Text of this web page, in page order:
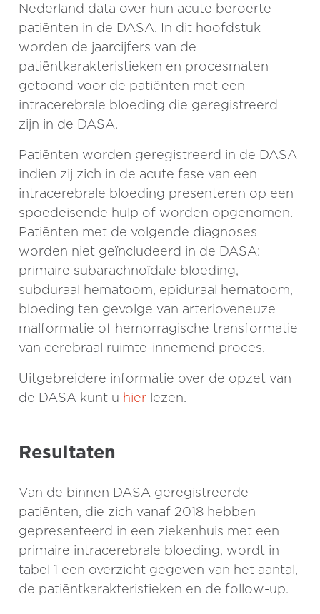
Nederland data over hun acute beroerte
patiënten in de DASA. In dit hoofdstuk
worden de jaarcijfers van de
patiëntkarakteristieken en procesmaten
getoond voor de patiënten met een
intracerebrale bloeding die geregistreerd
zijn in de DASA.
Patiënten worden geregistreerd in de DASA
indien zij zich in de acute fase van een
intracerebrale bloeding presenteren op een
spoedeisende hulp of worden opgenomen.
Patiënten met de volgende diagnoses
worden niet geïncludeerd in de DASA:
primaire subarachnoïdale bloeding,
subduraal hematoom, epiduraal hematoom,
bloeding ten gevolge van arterioveneuze
malformatie of hemorragische transformatie
van cerebraal ruimte-innemend proces.
Uitgebreidere informatie over de opzet van
de DASA kunt u hier lezen.
Resultaten
Van de binnen DASA geregistreerde
patiënten, die zich vanaf 2018 hebben
gepresenteerd in een ziekenhuis met een
primaire intracerebrale bloeding, wordt in
tabel 1 een overzicht gegeven van het aantal,
de patiëntkarakteristieken en de follow-up.